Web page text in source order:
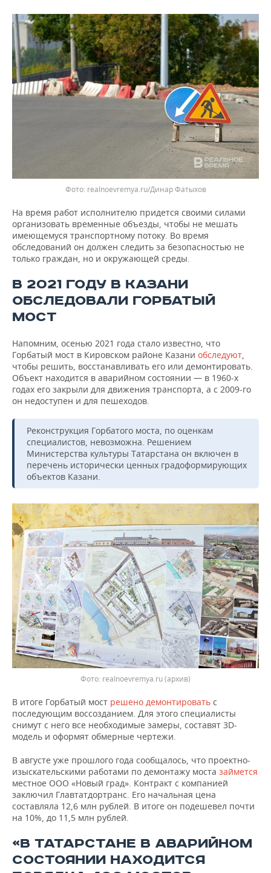
realnoevremya.ru/Динар Фатыхов
На время работ исполнителю придется своими силами
организовать временные объезды, чтобы не мешать
имеющемуся транспортному потоку. Во время
обследований он должен следить за безопасностью не
только граждан, но и окружающей среды.
В 2021 ГОДУ В КАЗАНИ
ОБСЛЕДОВАЛИ ГОРБАТЫЙ
МОСТ
Напомним, осенью 2021 года стало известно, что
Горбатый мост в Кировском районе Казани обследуют
чтобы решить, восстанавливать его или демонтировать.
Объект находится в аварийном состоянии — в 1960-х
годах его закрыли для движения транспорта, а с 2009-го
он недоступен и для пешеходов.
Реконструкция Горбатого моста, по оценкам
специалистов, невозможна. Решением
Министерства культуры Татарстана он включен в
перечень исторически ценных градоформирующих
объектов Казани.
realnoevremya.ru (архив)
В итоге Горбатый мост решено демонтировать с
последующим воссозданием. Для этого специалисты
снимут с него все необходимые замеры, составят 3D-
модель и оформят обмерные чертежи.
В августе уже прошлого года сообщалось, что проектно-
изыскательскими работами по демонтажу моста займется
местное ООО «Новый град». Контракт с компанией
заключил Главтатдортранс. Его начальная цена
составляла 12,6 млн рублей. В итоге он подешевел почти
на 10%, до 11,5 млн рублей.
«В ТАТАРСТАНЕ В АВАРИЙНОМ
СОСТОЯНИИ НАХОДИТСЯ